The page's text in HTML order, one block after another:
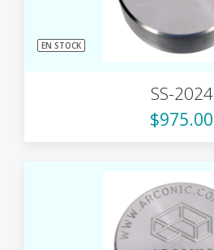
EN STOCK
SS-2024
$975.00